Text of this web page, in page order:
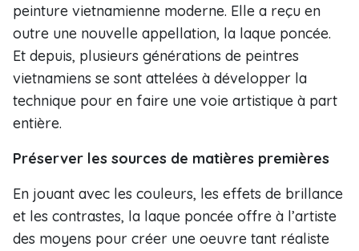
peinture vietnamienne moderne. Elle a reçu en
outre une nouvelle appellation, la laque poncée.
Et depuis, plusieurs générations de peintres
vietnamiens se sont attelées à développer la
technique pour en faire une voie artistique à part
entière.
Préserver les sources de matières premières
En jouant avec les couleurs, les effets de brillance
et les contrastes, la laque poncée offre à l’artiste
des moyens pour créer une oeuvre tant réaliste